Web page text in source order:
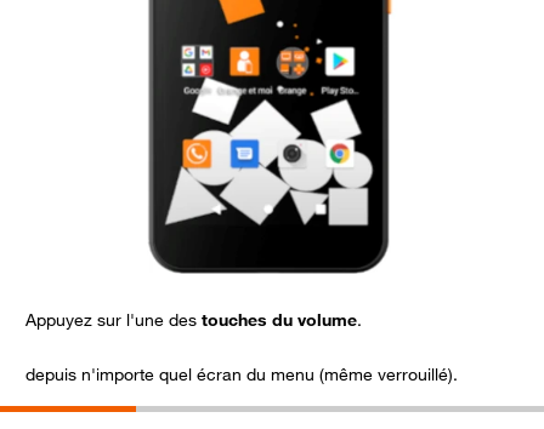
Appuyez sur l'une des touches du volume.
depuis n'importe quel écran du menu (même verrouillé).